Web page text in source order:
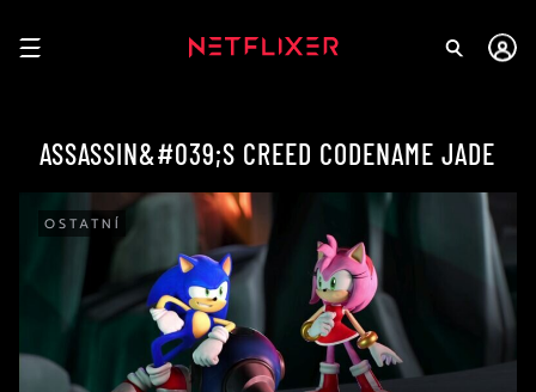
ASSASSIN&#039;S CREED CODENAME JADE
OSTATNÍ